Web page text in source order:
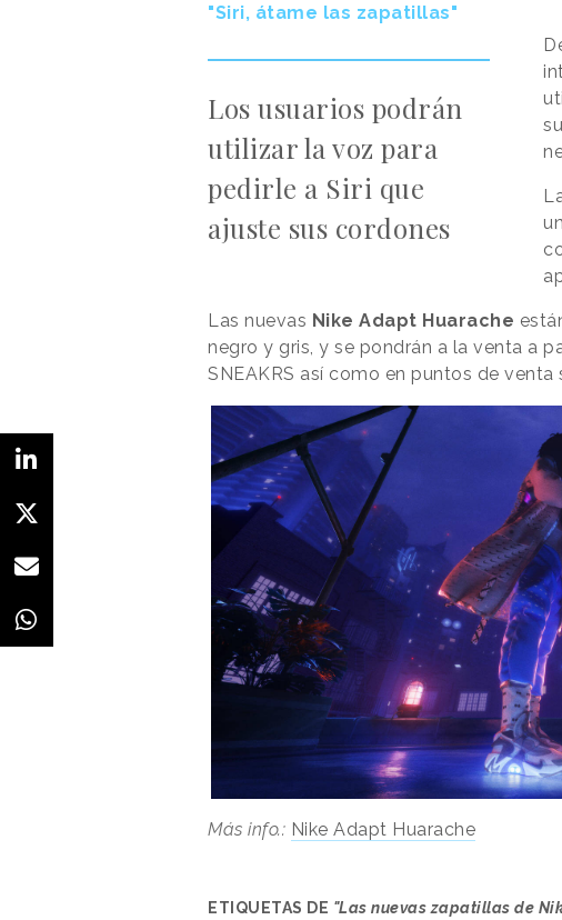
"Siri, átame las zapatillas"
Los usuarios podrán
utilizar la voz para
pedirle a Siri que
ajuste sus cordones
Las nuevas Nike Adapt Huarache
negro y gris, y se pondrán a la venta a
SNEAKRS así como en puntos de venta
Más info.: Nike Adapt Huarache
ETIQUETAS DE "Las nuevas zapatillas de